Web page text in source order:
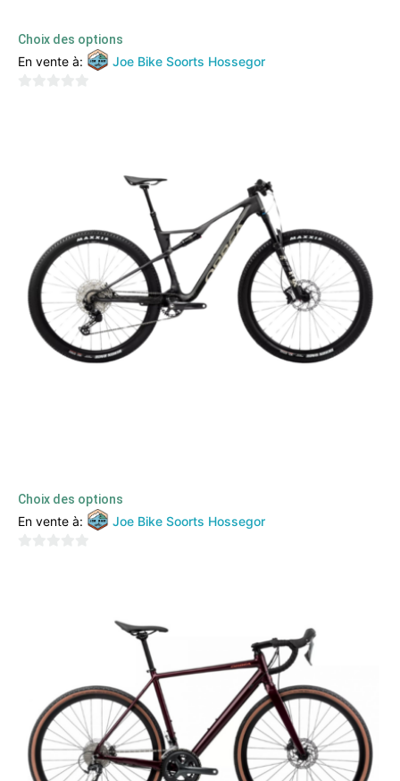
Choix des options
En vente à: Joe Bike Soorts Hossegor
Choix des options
En vente à: Joe Bike Soorts Hossegor